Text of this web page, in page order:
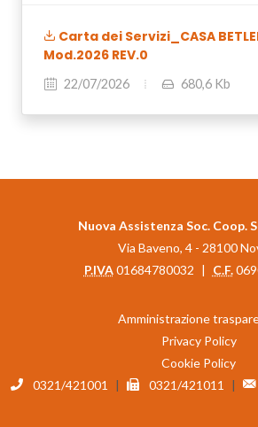
Carta dei Servizi_CASA
Mod.2026 REV.0
22/07/2026 680,6 Kb
Nuova Assistenza Soc. Coop.
Via Baveno, 4 - 28100
P.IVA 01684780032 | C.F.
Amministrazione
Privacy Policy
Cookie Policy
0321/421001
| 0321/421011 |